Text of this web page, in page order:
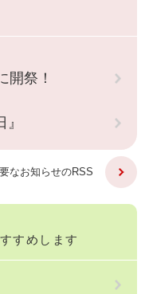
開祭！
なお知らせのRSS
すめします